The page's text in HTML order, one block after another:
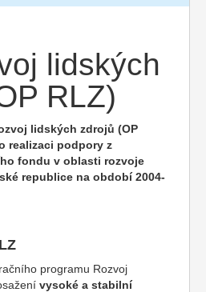
lidských
RLZ)
lidských zdrojů (OP
realizaci podpory z
fondu v oblasti rozvoje
republice na období 2004-
programu Rozvoj
vysoké a stabilní